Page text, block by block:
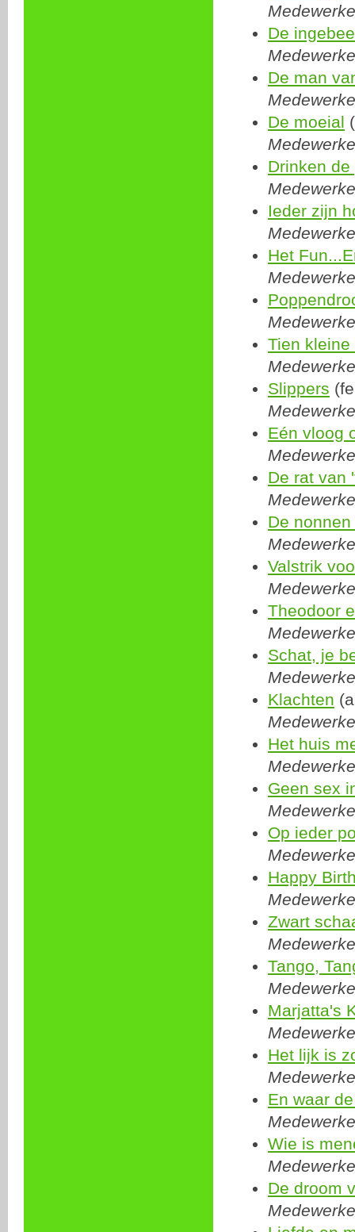
De
De man
De moeial
Drinken
Ieder zijn
Het
Tien
Slippers
Eén vloog
De rat van
De
Valstrik
Theodoor
Schat, je
Klachten
Het huis
Geen sex
Op ieder
Happy
Zwart
Tango,
Marjatta's
Het lijk is
En waar
Wie is
De droom